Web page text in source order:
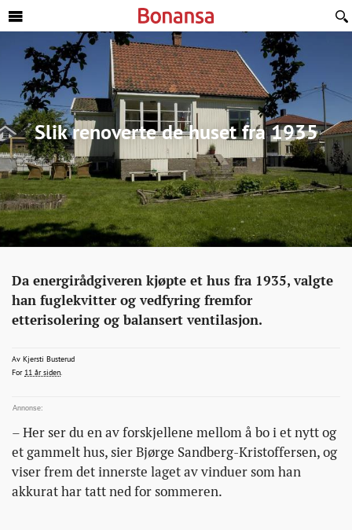
Slik renoverte de huset fra 1935
Eiendom
http://bonansa.no/artikkel/slik-
renoverte-
de-
fra-
1935/
Da energirådgiveren kjøpte et hus fra 1935, valgte
han fuglekvitter og vedfyring fremfor
etterisolering og balansert ventilasjon.
Av Kjersti BusterudKjerstiBusterud@bonansa.no
2015-08-13T11:29:12+00:00
2015-08-13T11:29:12+00:00
2015-08-13T11:29:12+00:00
For 11 år siden
– Her ser du en av forskjellene mellom å bo i et nytt og
et gammelt hus, sier Bjørge Sandberg-Kristoffersen, og
viser frem det innerste laget av vinduer som han
akkurat har tatt ned for sommeren.